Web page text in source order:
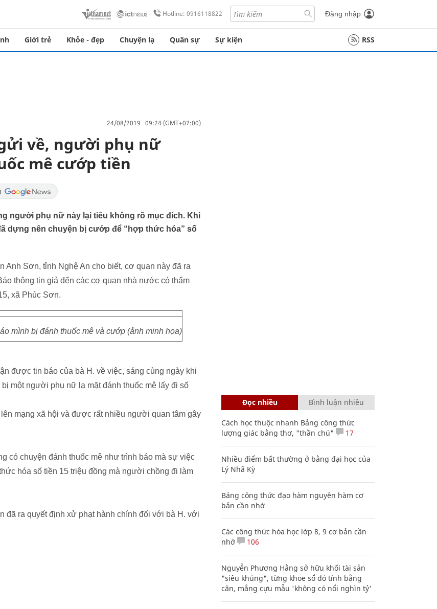
Hotline: 0916118822 Đăng nhập
Giới trẻ Khỏe - đẹp Chuyện lạ Quân sự Sự kiện RSS
24/08/2019 09:24 (GMT+07:00)
về, người phụ nữ
mê cướp tiền
người phụ nữ này lại tiêu không rõ mục đích. Khi
dựng nên chuyện bị cướp để “hợp thức hóa” số
Anh Sơn, tỉnh Nghệ An cho biết, cơ quan này đã ra
thông tin giả đến các cơ quan nhà nước có thẩm
xã Phúc Sơn.
mình bị đánh thuốc mê và cướp (ảnh minh họa)
được tin báo của bà H. về việc, sáng cùng ngày khi
một người phụ nữ lạ mặt đánh thuốc mê lấy đi số
mạng xã hội và được rất nhiều người quan tâm gây
có chuyện đánh thuốc mê như trình báo mà sự việc
hóa số tiền 15 triệu đồng mà người chồng đi làm
đã ra quyết định xử phạt hành chính đối với bà H. với
Đọc nhiều Bình luận nhiều
Cách học thuộc nhanh Bảng công thức
lượng giác bằng thơ, "thần chú"
17
Nhiều điểm bất thường ở bằng đại học của
Lý Nhã Kỳ
Bảng công thức đạo hàm nguyên hàm cơ
bản cần nhớ
Các công thức hóa học lớp 8, 9 cơ bản cần
nhớ
106
Nguyễn Phương Hằng sở hữu khối tài sản
"siêu khủng", từng khoe sổ đỏ tính bằng
cân, mắng cựu mẫu 'không có nổi nghìn tỷ'